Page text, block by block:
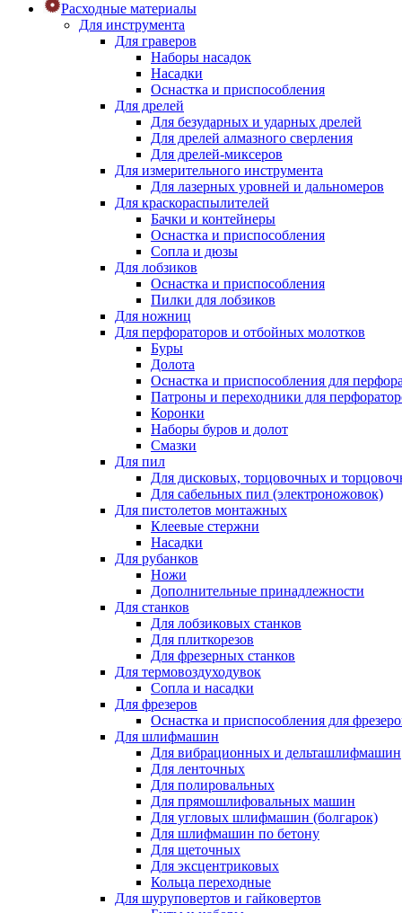
Расходные материалы
Для инструмента
Для граверов
Наборы насадок
Насадки
Оснастка и приспособления
Для дрелей
Для безударных и ударных дрелей
Для дрелей алмазного сверления
Для дрелей-миксеров
Для измерительного инструмента
Для лазерных уровней и дальномеров
Для краскораспылителей
Бачки и контейнеры
Оснастка и приспособления
Сопла и дюзы
Для лобзиков
Оснастка и приспособления
Пилки для лобзиков
Для ножниц
Для перфораторов и отбойных молотков
Буры
Долота
Оснастка и приспособления для
Патроны и переходники для
Коронки
Наборы буров и долот
Смазки
Для пил
Для дисковых, торцовочных и
Для сабельных пил (электроножовок)
Для пистолетов монтажных
Клеевые стержни
Насадки
Для рубанков
Ножи
Дополнительные принадлежности
Для станков
Для лобзиковых станков
Для плиткорезов
Для фрезерных станков
Для термовоздуходувок
Сопла и насадки
Для фрезеров
Оснастка и приспособления для
Для шлифмашин
Для вибрационных и дельташлифмашин
Для ленточных
Для полировальных
Для прямошлифовальных машин
Для угловых шлифмашин (болгарок)
Для шлифмашин по бетону
Для щеточных
Для эксцентриковых
Кольца переходные
Для шуруповертов и гайковертов